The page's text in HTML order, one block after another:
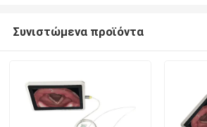
Συνιστώμενα προϊόντα